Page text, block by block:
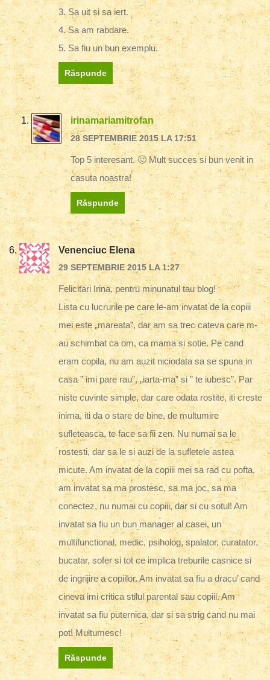
3. Sa uit si sa iert.
4. Sa am rabdare.
5. Sa fiu un bun exemplu.
Răspunde
irinamariamitrofan
28 SEPTEMBRIE 2015 LA 17:51
Top 5 interesant. 🙂 Mult succes si bun venit in
casuta noastra!
Răspunde
Venenciuc Elena
29 SEPTEMBRIE 2015 LA 1:27
Felicitari Irina, pentru minunatul tau blog!
Lista cu lucrurile pe care le-am invatat de la copiii
mei este „mareata”, dar am sa trec cateva care m-
au schimbat ca om, ca mama si sotie. Pe cand
eram copila, nu am auzit niciodata sa se spuna in
casa ” imi pare rau”, „iarta-ma” si ” te iubesc”. Par
niste cuvinte simple, dar care odata rostite, iti creste
inima, iti da o stare de bine, de multumire
sufleteasca, te face sa fii zen. Nu numai sa le
rostesti, dar sa le si auzi de la sufletele astea
micute. Am invatat de la copiii mei sa rad cu pofta,
am invatat sa ma prostesc, sa ma joc, sa ma
conectez, nu numai cu copiii, dar si cu sotul! Am
invatat sa fiu un bun manager al casei, un
multifunctional, medic, psiholog, spalator, curatator,
bucatar, sofer si tot ce implica treburile casnice si
de ingrijire a copiilor. Am invatat sa fiu a dracu’ cand
cineva imi critica stilul parental sau copiii. Am
invatat sa fiu puternica, dar si sa strig cand nu mai
pot! Multumesc!
Răspunde